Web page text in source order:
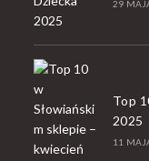
29
Top
2025
11